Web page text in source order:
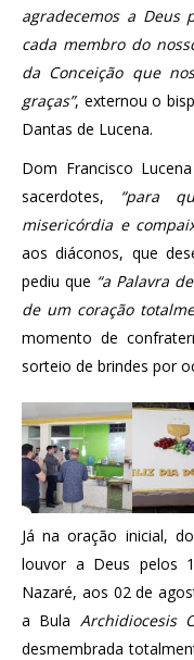
agradecemos a Deus
cada membro do
da Conceição que
graças”, externou o
Dantas de Lucena.
Dom Francisco
sacerdotes,
“para
misericórdia e
aos diáconos, que
pediu que “a Palavra
de um coração
momento de
sorteio de brindes por
Já na oração inicial,
louvor a Deus pelos
Nazaré, aos 02 de
a Bula Archidiocesis
desmembrada